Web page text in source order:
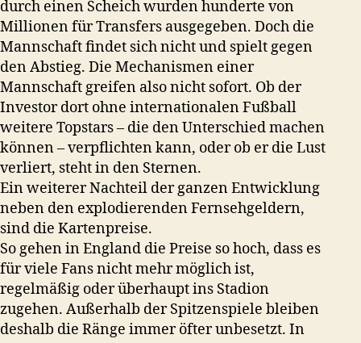
durch einen Scheich wurden hunderte von
Millionen für Transfers ausgegeben. Doch die
Mannschaft findet sich nicht und spielt gegen
den Abstieg. Die Mechanismen einer
Mannschaft greifen also nicht sofort. Ob der
Investor dort ohne internationalen Fußball
weitere Topstars – die den Unterschied machen
können – verpflichten kann, oder ob er die Lust
verliert, steht in den Sternen.
Ein weiterer Nachteil der ganzen Entwicklung
neben den explodierenden Fernsehgeldern,
sind die Kartenpreise.
So gehen in England die Preise so hoch, dass es
für viele Fans nicht mehr möglich ist,
regelmäßig oder überhaupt ins Stadion
zugehen. Außerhalb der Spitzenspiele bleiben
deshalb die Ränge immer öfter unbesetzt. In